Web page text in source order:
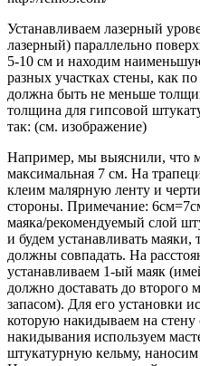
Устанавливаем лазерный
лазерный) параллельно
5-10 см и находим
разных участках стены, как
должна быть не меньше
толщина для гипсовой
так: (см. изображение)
Например, мы выяснили, что
максимальная 7 см. На
клеим малярную ленту и
стороны. Примечание:
маяка/рекомендуемый слой
и будем устанавливать маяки,
должны совпадать. На
устанавливаем 1-ый маяк
должно доставать до второго
запасом). Для его установки
которую накидываем на
накидывания используем
штукатурную кельму,